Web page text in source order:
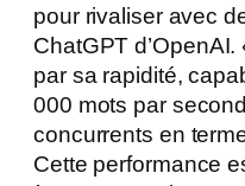
pour rivaliser avec
ChatGPT
par sa rapidité,
000 mots par
concurrents en
Cette performance